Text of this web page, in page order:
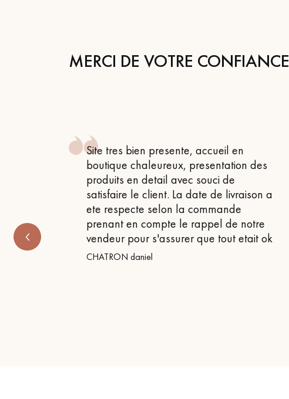
MERCI DE VOTRE CONFIANCE
Site tres bien presente, accueil en
boutique chaleureux, presentation des
produits en detail avec souci de
satisfaire le client. La date de livraison a
ete respecte selon la commande
prenant en compte le rappel de notre
vendeur pour s'assurer que tout etait ok
CHATRON daniel